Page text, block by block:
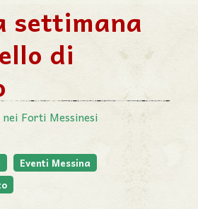
settimana
di
nei Forti Messinesi
Eventi Messina